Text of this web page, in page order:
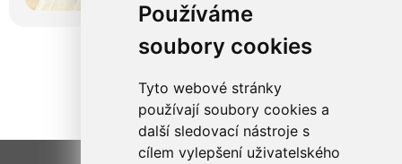
Používáme
soubory cookies
Tyto webové stránky
používají soubory cookies a
další sledovací nástroje s
cílem vylepšení uživatelského